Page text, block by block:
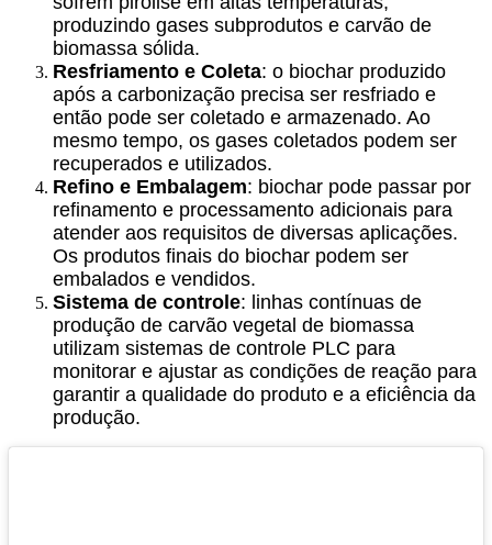
produzindo gases subprodutos e carvão de
biomassa sólida.
Resfriamento e Coleta: o biochar produzido
após a carbonização precisa ser resfriado e
então pode ser coletado e armazenado. Ao
mesmo tempo, os gases coletados podem ser
recuperados e utilizados.
Refino e Embalagem: biochar pode passar por
refinamento e processamento adicionais para
atender aos requisitos de diversas aplicações.
Os produtos finais do biochar podem ser
embalados e vendidos.
Sistema de controle: linhas contínuas de
produção de carvão vegetal de biomassa
utilizam sistemas de controle PLC para
monitorar e ajustar as condições de reação para
garantir a qualidade do produto e a eficiência da
produção.